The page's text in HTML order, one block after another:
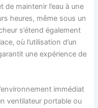
de maintenir l’eau à une
heures, même sous un
s’étend également
où l’utilisation d’un
une expérience de
immédiat
ventilateur portable ou